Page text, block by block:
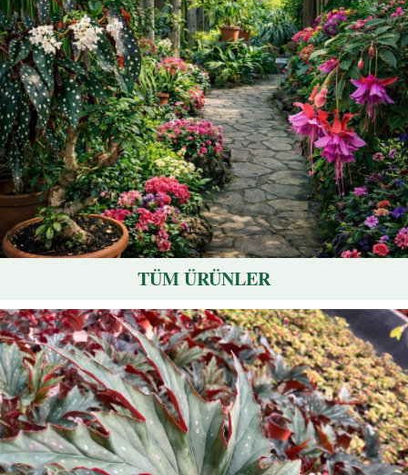
TÜM ÜRÜNLER